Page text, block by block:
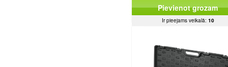
Pievienot grozam
Ir pieejams veikalā: 10